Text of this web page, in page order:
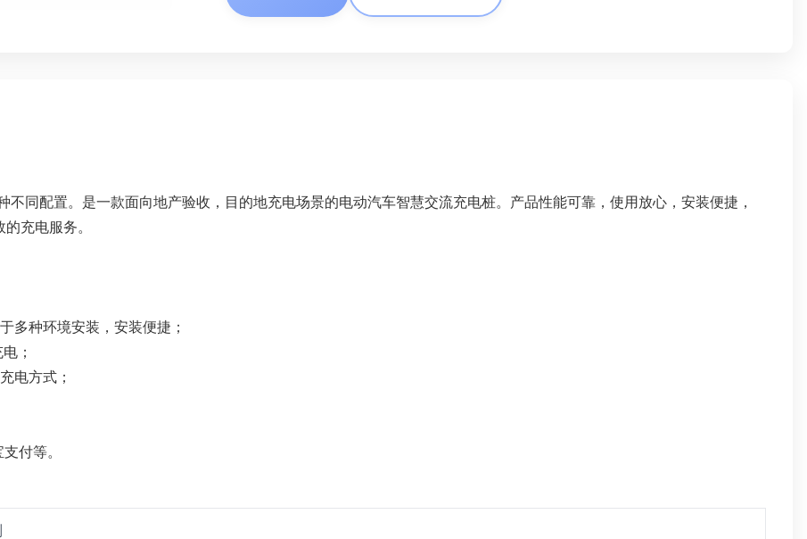
同配置。是一款面向地产验收，目的地充电场景的电动汽车智慧交流充电桩。产品性能可靠，使用放心，安装便捷，
充电服务。
多种环境安装，安装便捷；
；
电方式；
付等。